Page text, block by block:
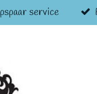
service